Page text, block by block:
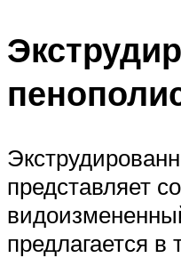
представляет
предлагается в